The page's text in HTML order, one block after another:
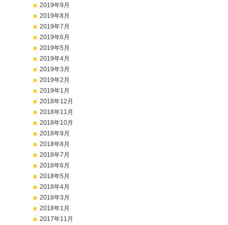
2019年9月
2019年8月
2019年7月
2019年6月
2019年5月
2019年4月
2019年3月
2019年2月
2019年1月
2018年12月
2018年11月
2018年10月
2018年9月
2018年8月
2018年7月
2018年6月
2018年5月
2018年4月
2018年3月
2018年1月
2017年11月